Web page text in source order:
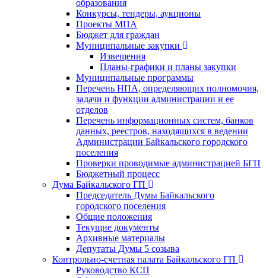
образования
Конкурсы, тендеры, аукционы
Проекты МПА
Бюджет для граждан
Муниципальные закупки
Извещения
Планы-графики и планы закупки
Муниципальные программы
Перечень НПА, определяющих полномочия,
задачи и функции администрации и ее
отделов
Перечень информационных систем, банков
данных, реестров, находящихся в ведении
Администрации Байкальского городского
поселения
Проверки проводимые администрацией БГП
Бюджетный процесс
Дума Байкальского ГП
Председатель Думы Байкальского
городского поселения
Общие положения
Текущие документы
Архивные материалы
Депутаты Думы 5 созыва
Контрольно-счетная палата Байкальского ГП
Руководство КСП